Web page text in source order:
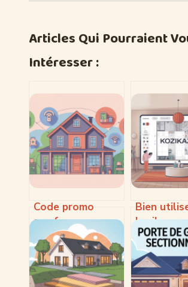
Articles Qui Pourraient
Intéresser :
Code promo
somfy :
réductions, bons
plans et astuces
à connaître
Bien
kozikaza
concevoir,
décorer et
aménager
intérieur